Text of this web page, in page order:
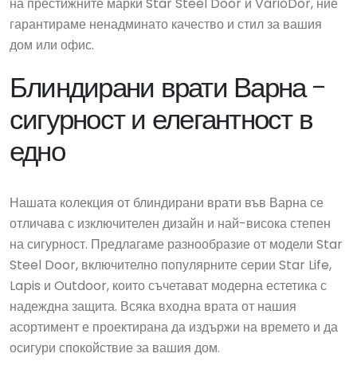
гарантираме ненадминато качество и стил за вашия
дом или офис.
Блиндирани врати Варна -
сигурност и елегантност в
едно
Нашата колекция от блиндирани врати във Варна се
отличава с изключителен дизайн и най-висока степен
на сигурност. Предлагаме разнообразие от модели Star
Steel Door, включително популярните серии Star Life,
Lapis и Outdoor, които съчетават модерна естетика с
надеждна защита. Всяка входна врата от нашия
асортимент е проектирана да издържи на времето и да
осигури спокойствие за вашия дом.